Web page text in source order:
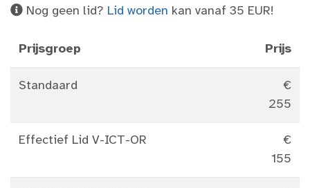
Nog geen lid? Lid worden kan vanaf 35 EUR!
Prijsgroep Prijs
Standaard
€
255
Effectief Lid V-ICT-OR
€
155